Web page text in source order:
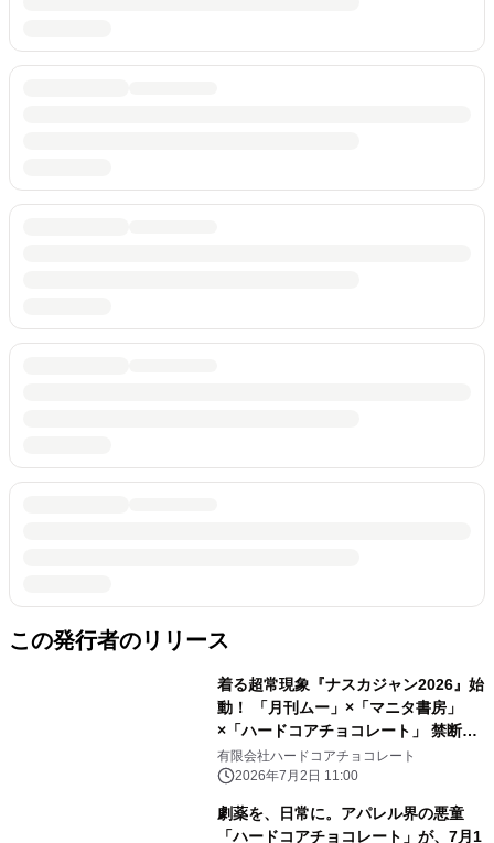
この発行者のリリース
着る超常現象『ナスカジャン2026』始
動！ 「月刊ムー」×「マニタ書房」
×「ハードコアチョコレート」 禁断の
トリプルコラボ全3種が、7月3日(金)
より受注期間限定の特別価格で受付開
有限会社ハードコアチョコレート
2026年7月2日 11:00
劇薬を、日常に。アパレル界の悪童
「ハードコアチョコレート」が、7月1